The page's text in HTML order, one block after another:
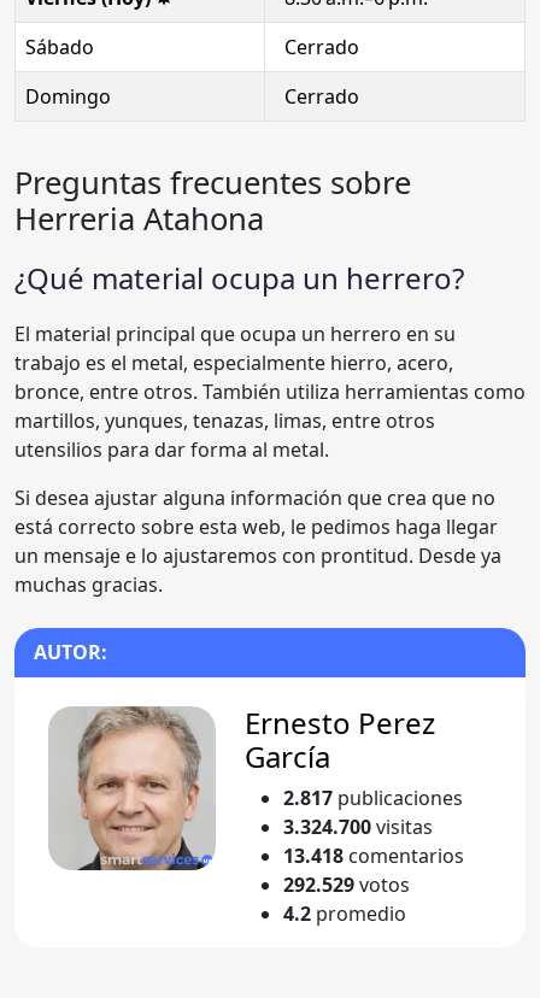
Sábado
Cerrado
Domingo
Cerrado
Preguntas frecuentes sobre
Herreria Atahona
¿Qué material ocupa un herrero?
El material principal que ocupa un herrero en su
trabajo es el metal, especialmente hierro, acero,
bronce, entre otros. También utiliza herramientas como
martillos, yunques, tenazas, limas, entre otros
utensilios para dar forma al metal.
Si desea ajustar alguna información que crea que no
está correcto sobre esta web, le pedimos haga llegar
un mensaje e lo ajustaremos con prontitud. Desde ya
muchas gracias.
AUTOR:
Ernesto Perez
García
2.817 publicaciones
3.324.700visitas
13.418 comentarios
292.529votos
4.2 promedio